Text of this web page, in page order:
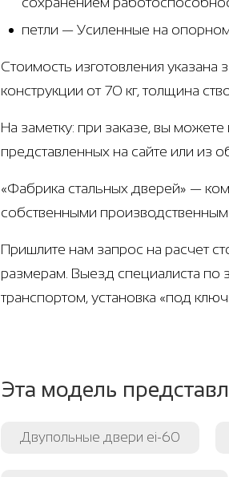
петли — Усиленные на
Стоимость изготовления
конструкции от 70 кг, толщина
На заметку: при заказе, вы
представленных на сайте или из
«Фабрика стальных дверей» —
собственными
Пришлите нам запрос на расчет
размерам. Выезд специалиста по
транспортом, установка «под
Эта модель
Двупольные двери ei-60